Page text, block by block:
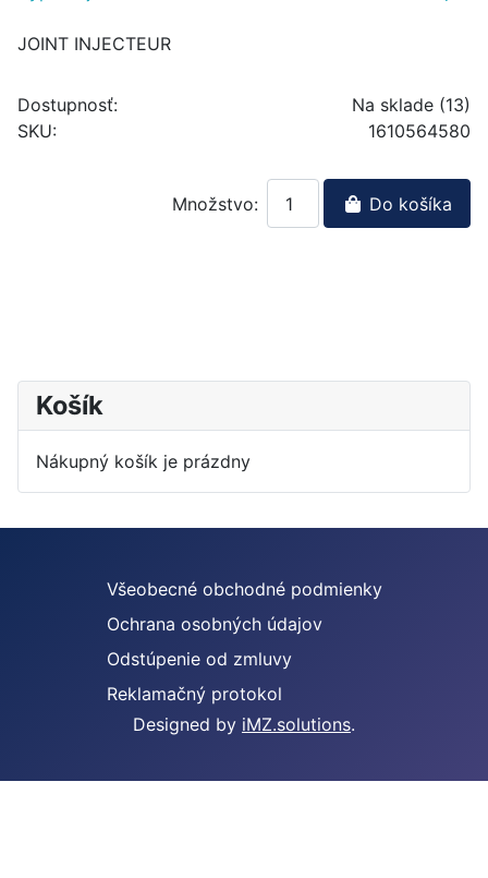
JOINT INJECTEUR
Dostupnosť:
Na sklade (13)
SKU:
1610564580
Množstvo: Do košíka
Košík
Nákupný košík je prázdny
Všeobecné obchodné podmienky
Ochrana osobných údajov
Odstúpenie od zmluvy
Reklamačný protokol
Designed by iMZ.solutions.